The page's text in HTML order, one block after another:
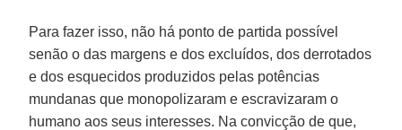
Para fazer isso, não há ponto de partida possível
senão o das margens e dos excluídos, dos derrotados
e dos esquecidos produzidos pelas potências
mundanas que monopolizaram e escravizaram o
humano aos seus interesses. Na convicção de que,